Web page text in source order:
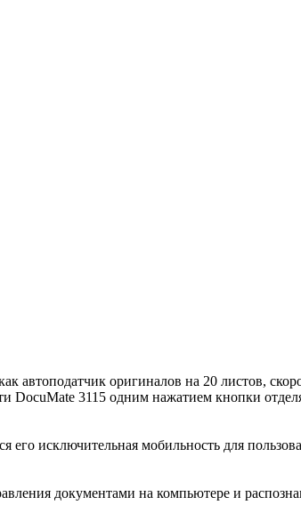
автоподатчик оригиналов на 20 листов,
3115 одним нажатием кнопки
его исключительная мобильность для
документами на компьютере и